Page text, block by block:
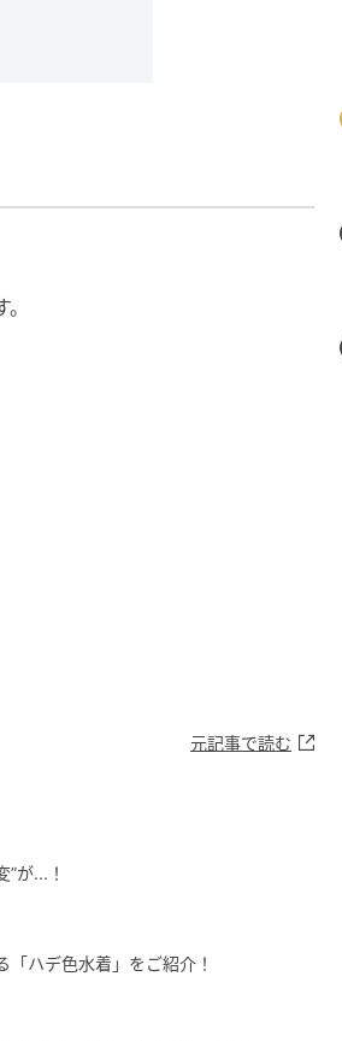
元記事で読む
が...！
ハデ色水着」をご紹介！